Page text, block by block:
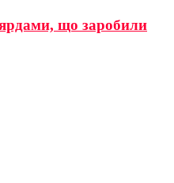
що заробили